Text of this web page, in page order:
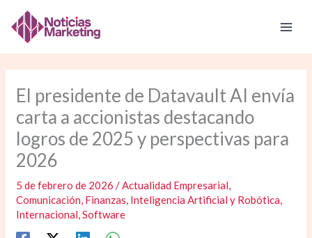
contenido
El presidente de Datavault AI envía
carta a accionistas destacando
logros de 2025 y perspectivas para
2026
5 de febrero de 2026/Actualidad Empresarial,
Comunicación, Finanzas, Inteligencia Artificial y Robótica,
Internacional,Software